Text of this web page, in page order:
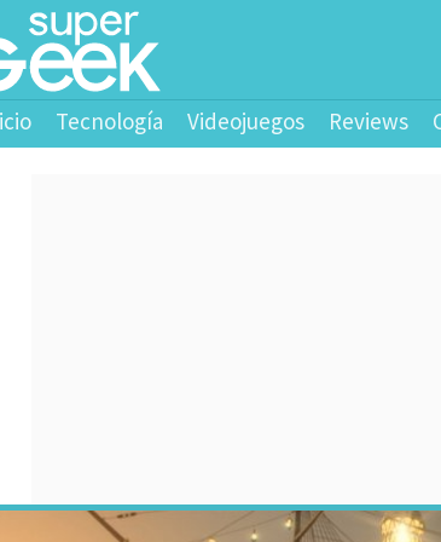
Tecnología Videojuegos Reviews